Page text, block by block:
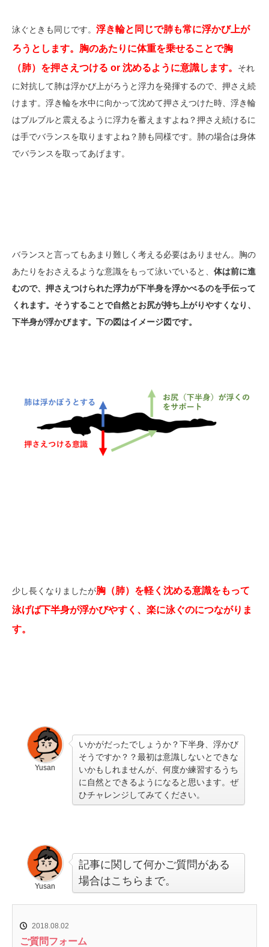
泳ぐときも同じです。 浮き輪と同じで肺も常に浮かび上が
ろうとします。胸のあたりに体重を乗せることで胸
（肺）を押さえつける or 沈めるように意識します。 それ
に対抗して肺は浮かび上がろうと浮力を発揮するので、押さえ続
けます。浮き輪を水中に向かって沈めて押さえつけた時、浮き輪
はブルブルと震えるように浮力を蓄えますよね？押さえ続けるに
は手でバランスを取りますよね？肺も同様です。肺の場合は身体
でバランスを取ってあげます。
バランスと言ってもあまり難しく考える必要はありません。胸の
あたりをおさえるような意識をもって泳いでいると、 体は前に進
むので、押さえつけられた浮力が下半身を浮かべるのを手伝って
くれます。そうすることで自然とお尻が持ち上がりやすくなり、
下半身が浮かびます。下の図はイメージ図です。
少し長くなりましたが胸（肺）を軽く沈める意識をもって
泳げば下半身が浮かびやすく、楽に泳ぐのにつながりま
す。
Yusan
いかがだったでしょうか？下半身、浮かび
そうですか？？最初は意識しないとできな
いかもしれませんが、何度か練習するうち
に自然とできるようになると思います。ぜ
ひチャレンジしてみてください。
Yusan
記事に関して何かご質問がある
場合はこちらまで。
2018.08.02
ご質問フォーム